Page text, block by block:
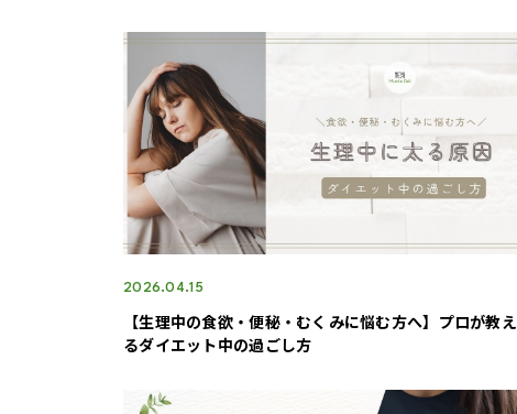
2026.04.15
【生理中の食欲・便秘・むくみに悩む方へ】プロが教え
るダイエット中の過ごし方